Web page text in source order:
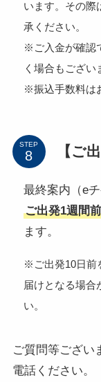
います。その際
承ください。
※ご入金が確認
く場合もござい
※振込手数料は
STEP 【ご
最終案内（e
ご出発1週間前
ます。
※ご出発10日前
届けとなる場合
い。
ご質問等ござい
電話ください。